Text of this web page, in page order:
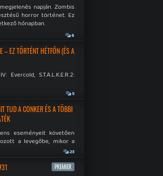
napján. Zombis
horror történet. Ez
hónapban.
6
– EZ TÖRTÉNT HÉTFŐN (ÉS A
Evercold, S.T.A.L.K.E.R.2:
5
TUD A CONKER ÉS A TÖBBI
eseményeit követően
a levegőbe, mikor a
PC-re is kiterjesztik az
kompatibilitást. Lássuk,
23
PREMIER